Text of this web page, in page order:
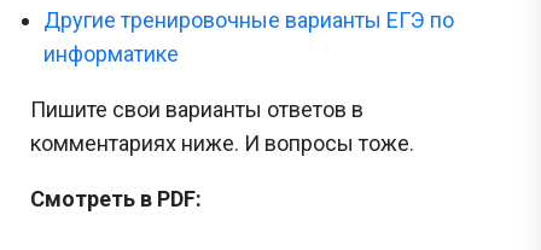
Другие тренировочные варианты ЕГЭ по
информатике
Пишите свои варианты ответов в
комментариях ниже. И вопросы тоже.
Смотреть в PDF: